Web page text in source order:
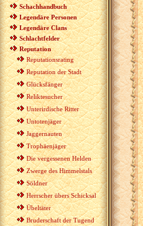
Schachhandbuch
Legendäre Personen
Legendäre Clans
Schlachtfelder
Reputation
Reputationsrating
Reputation der Stadt
Glücksfänger
Reliktesucher
Unterirdische Ritter
Untotenjäger
Jaggernauten
Trophäenjäger
Die vergessenen Helden
Zwerge des Himmelstals
Söldner
Herrscher übers Schicksal
Übeltäter
Bruderschaft der Tugend